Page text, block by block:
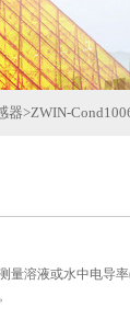
器>ZWIN-
量溶液或水中电导率